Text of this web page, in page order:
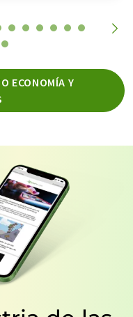
ECONOMÍA Y